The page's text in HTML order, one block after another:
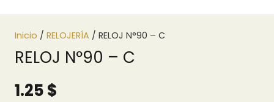
Inicio / RELOJERÍA / RELOJ N°90 – C
RELOJ N°90 – C
1.25$